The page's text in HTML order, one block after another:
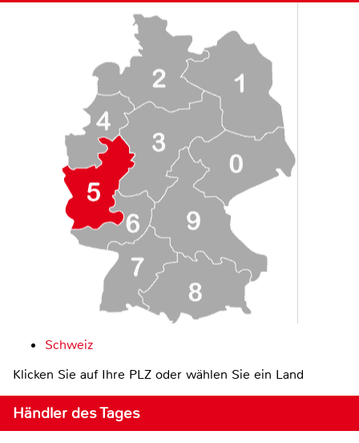
Schweiz
Klicken Sie auf Ihre PLZ oder wählen Sie ein Land
Händler des Tages